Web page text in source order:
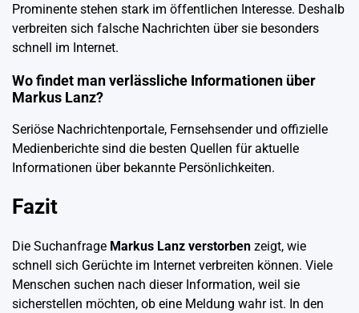
Prominente stehen stark im öffentlichen Interesse. Deshalb
verbreiten sich falsche Nachrichten über sie besonders
schnell im Internet.
Wo findet man verlässliche Informationen über
Markus Lanz?
Seriöse Nachrichtenportale, Fernsehsender und offizielle
Medienberichte sind die besten Quellen für aktuelle
Informationen über bekannte Persönlichkeiten.
Fazit
Die Suchanfrage Markus Lanz verstorben zeigt, wie
schnell sich Gerüchte im Internet verbreiten können. Viele
Menschen suchen nach dieser Information, weil sie
sicherstellen möchten, ob eine Meldung wahr ist. In den